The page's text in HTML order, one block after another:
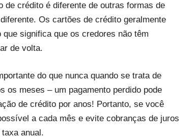
de crédito é diferente de outras formas de
Os cartões de crédito geralmente
significa que os credores não têm
de volta.
do que nunca quando se trata de
os meses – um pagamento perdido pode
de crédito por anos! Portanto, se você
a cada mês e evite cobranças de juros
anual.